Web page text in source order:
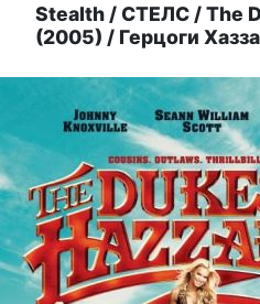
Stealth / СТЕЛС / The
(2005) / Герцоги